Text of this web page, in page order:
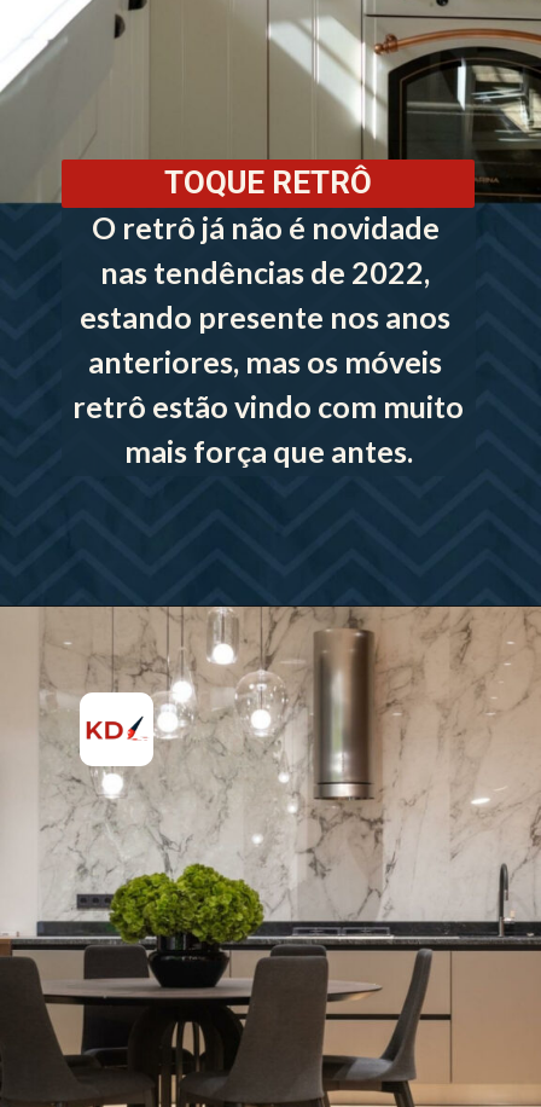
O retrô já não é novidade
nas tendências de 2022,
estando presente nos anos
anteriores, mas os móveis
retrô estão vindo com muito
mais força que antes.
TOQUE RETRÔ